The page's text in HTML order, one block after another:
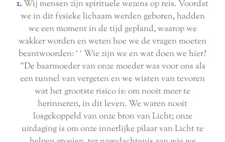
1.Wij mensen zijn spirituele wezens op reis. Voordat
we in dit fysieke lichaam werden geboren, hadden
we een moment in de tijd gepland, waarop we
wakker worden en weten hoe we de vragen moeten
beantwoorden: ′ ′ Wie zijn we en wat doen we hier?
”De baarmoeder van onze moeder was voor ons als
een tunnel van vergeten en we wisten van tevoren
wat het grootste risico is: om nooit meer te
herinneren, in dit leven. We waren nooit
losgekoppeld van onze bron van Licht; onze
uitdaging is om onze innerlijke pilaar van Licht te